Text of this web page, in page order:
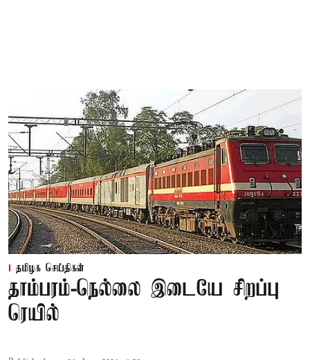
தமிழக செய்திகள்
தாம்பரம்-நெல்லை இடையே சிறப்பு
ரெயில்